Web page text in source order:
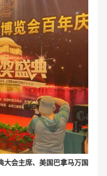
大会主席、美国巴拿马万国